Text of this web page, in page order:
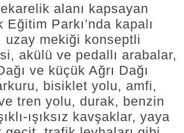
alanı kapsayan
Parkı’nda kapalı
uzay mekiği konseptli
akülü ve pedallı arabalar,
ve küçük Ağrı Dağı
bisiklet yolu, amfi,
tren yolu, durak, benzin
ışıksız kavşaklar, yaya